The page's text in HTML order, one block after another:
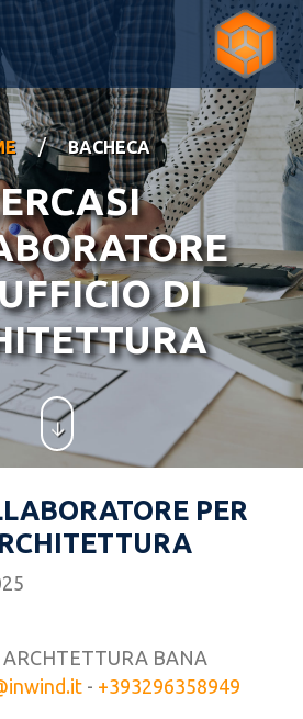
/ BACHECA
DI
PER
BANA
- +393296358949